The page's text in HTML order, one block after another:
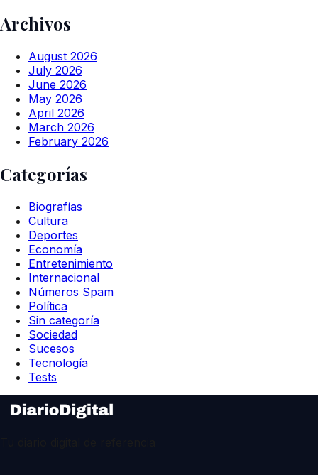
Archivos
August 2026
July 2026
June 2026
May 2026
April 2026
March 2026
February 2026
Categorías
Biografías
Cultura
Deportes
Economía
Entretenimiento
Internacional
Números Spam
Política
Sin categoría
Sociedad
Sucesos
Tecnología
Tests